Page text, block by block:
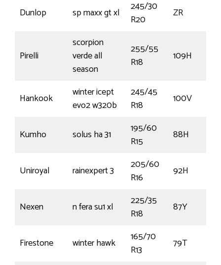
Dunlop sp maxx gt xl
245/30
R20
ZR
Pirelli
scorpion
verde all
season
255/55
R18
109H
Hankook
winter icept
evo2 w320b
245/45
R18
100V
Kumho solus ha 31
195/60
R15
88H
Uniroyal rainexpert 3
205/60
R16
92H
Nexen n fera su1 xl
225/35
R18
87Y
Firestone winter hawk
165/70
R13
79T